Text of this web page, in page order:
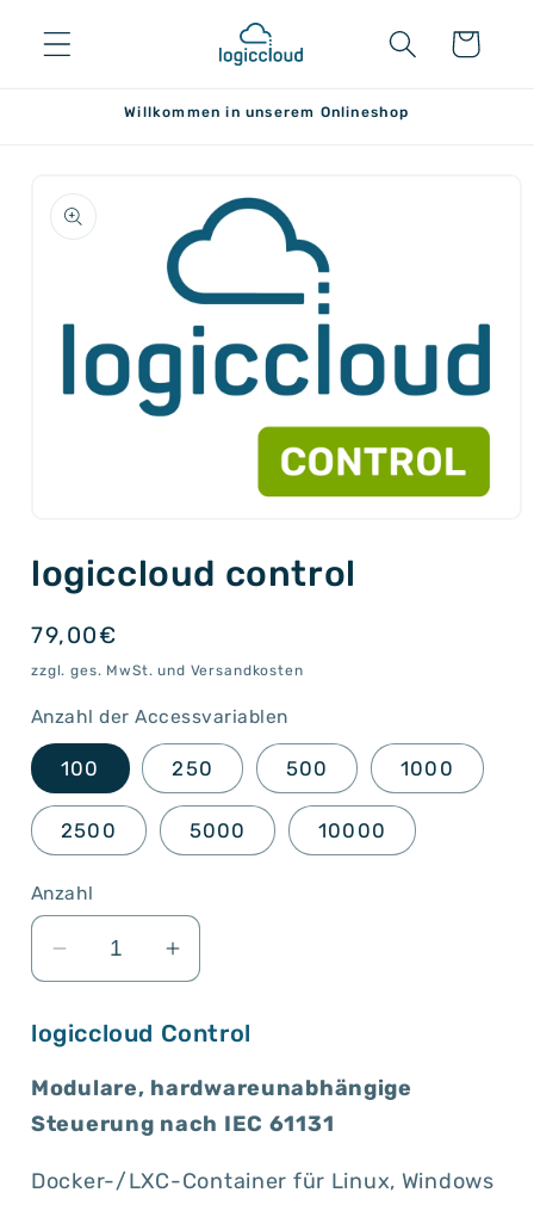
zum
Inhalt
Warenkorb
Willkommen in unserem Onlineshop
in
Modal
öffnen
logiccloud control
Normaler
Preis
79,00€
zzgl. ges. MwSt. und Versandkosten
Anzahl der Accessvariablen
100 250 500 1000
2500 5000 10000
Anzahl
Verringere
Menge
für
logiccloud
control
Erhöhe
Menge
logiccloud
control
logiccloud Control
Modulare, hardwareunabhängige
Steuerung nach IEC 61131
Docker-/LXC-Container für Linux, Windows